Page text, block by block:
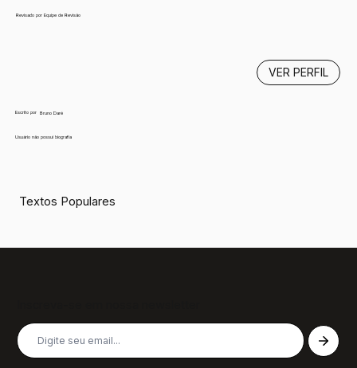
Revisado por Equipe de Revisão
Escrito por Bruno Daré
Usuário não possui biografia
VER PERFIL
Textos Populares